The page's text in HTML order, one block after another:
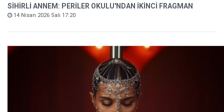
SİHİRLİ ANNEM: PERİLER OKULU'NDAN İKİNCİ FRAGMAN
14 Nisan 2026 Salı 17:20